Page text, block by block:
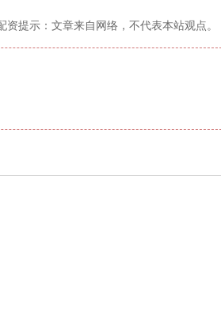
资提示：文章来自网络，不代表本站观点。